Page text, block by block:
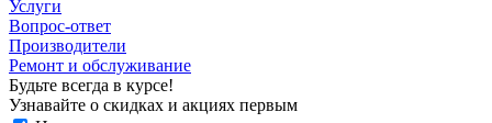
Услуги
Вопрос-ответ
Производители
Ремонт и обслуживание
Будьте всегда в курсе!
Узнавайте о скидках и акциях первым